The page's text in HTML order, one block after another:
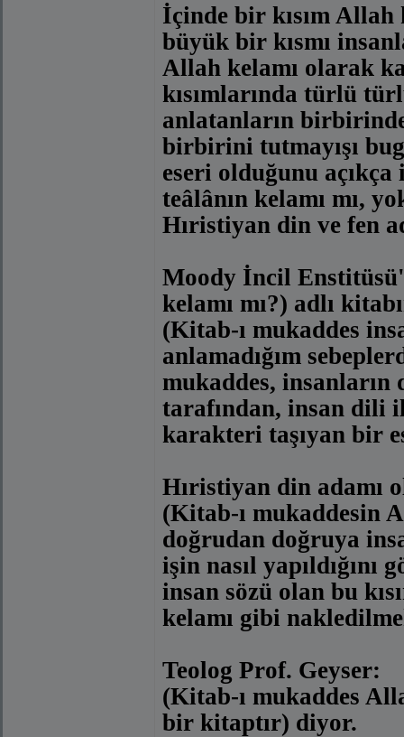
İçinde bir kısım Allah
büyük bir kısmı
Allah kelamı olarak
kısımlarında türlü
anlatanların
birbirini tutmayışı
eseri olduğunu
teâlânın kelamı mı,
Hıristiyan din ve fen
Moody İncil
kelamı mı?) adlı
(Kitab-ı mukaddes
anlamadığım
mukaddes, insanların
tarafından, insan dili
karakteri taşıyan bir
Hıristiyan din adamı
(Kitab-ı mukaddesin
doğrudan doğruya
işin nasıl
insan sözü olan bu
kelamı gibi
Teolog Prof. Geyser:
(Kitab-ı mukaddes
bir kitaptır) diyor.